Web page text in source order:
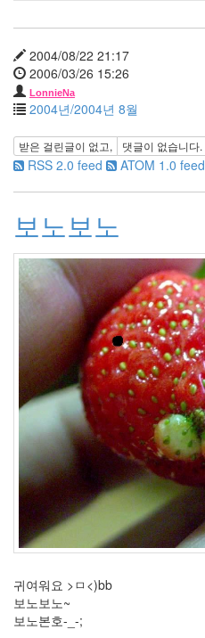
2004/08/22 21:17
2006/03/26 15:26
LonnieNa
2004년/2004년 8월
받은 걸린글이 없고, 댓글이 없습니다.
RSS 2.0 feed ATOM 1.0 feed
보노보노
귀여워요 >ㅁ<)bb
보노보노~
보노본호-_-;
2008
1
월
6
2008
년
2
월
년
3
월
6
2008
4
월
4
2008
년
월
3
2008
년
6
월
7
년
7
월
3